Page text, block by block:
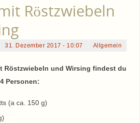
Röstzwiebeln
31. Dezember 2017 - 10:07 Allgemein
Röstzwiebeln und Wirsing findest du
Personen:
(a ca. 150 g)